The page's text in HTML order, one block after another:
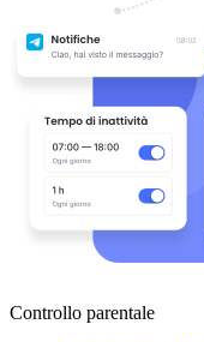
Controllo parentale